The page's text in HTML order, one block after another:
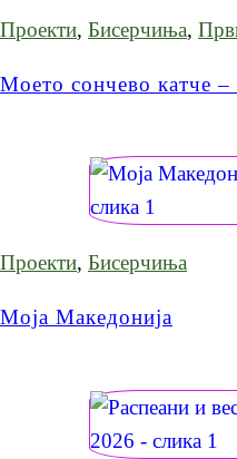
Проекти, Бисерчиња,
Моето сончево катче –
Проекти, Бисерчиња
Моја Македонија